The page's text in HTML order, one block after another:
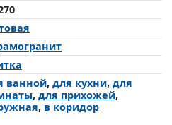
ванной, для кухни, для
, для прихожей,
, в коридор